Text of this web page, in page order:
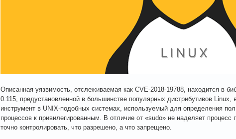
Описанная уязвимость, отслеживаемая как CVE-2018-19788, находится в
0.115, предустановленной в большинстве популярных дистрибутивов
инструмент в UNIX-подобных системах, используемый для определения
процессов к привилегированным. В отличие от «sudo» не наделяет
точно контролировать, что разрешено, а что запрещено.